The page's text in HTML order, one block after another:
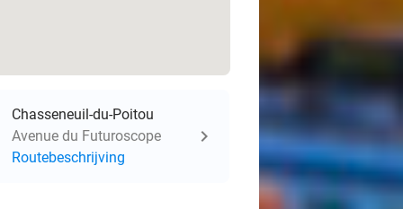
Chasseneuil-du-Poitou
Avenue du Futuroscope
Routebeschrijving